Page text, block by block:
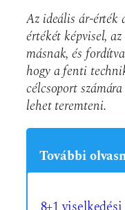
Az ideális ár-érték
értékét képvisel,
másnak, és
hogy a fenti
célcsoport
lehet teremteni.
További